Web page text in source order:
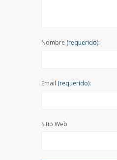
Nombre (requerido):
Email (requerido):
Sitio Web